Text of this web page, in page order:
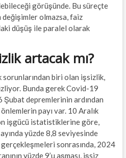
görüşünde. Bu süreçte
olmazsa, faiz
düşüş ile paralel olarak
artacak mı?
biri olan işsizlik,
Bunda gerek Covid-19
Şubat depremlerinin ardından
payı var. 10 Aralık
işgücü istatistiklerine göre,
yüzde 8,8 seviyesinde
sonrasında, 2024
yüzde 9’u aşması, işsiz